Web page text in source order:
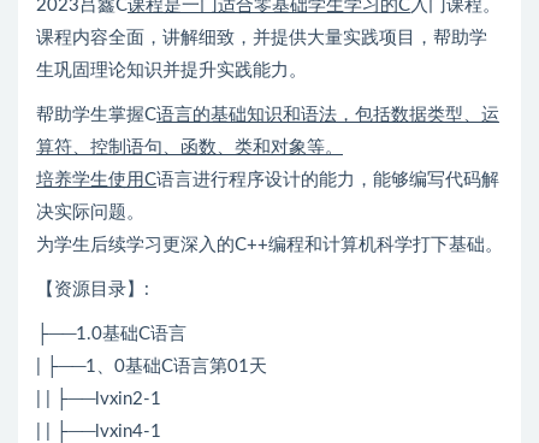
2023吕鑫C课程是一门适合零基础学生学习的C入门课程。
课程内容全面，讲解细致，并提供大量实践项目，帮助学
生巩固理论知识并提升实践能力。
帮助学生掌握C语言的基础知识和语法，包括数据类型、运
算符、控制语句、函数、类和对象等。
培养学生使用C语言进行程序设计的能力，能够编写代码解
决实际问题。
为学生后续学习更深入的C++编程和计算机科学打下基础。
【资源目录】:
├──1.0基础C语言
| ├──1、0基础C语言第01天
| | ├──lvxin2-1
| | ├──lvxin4-1